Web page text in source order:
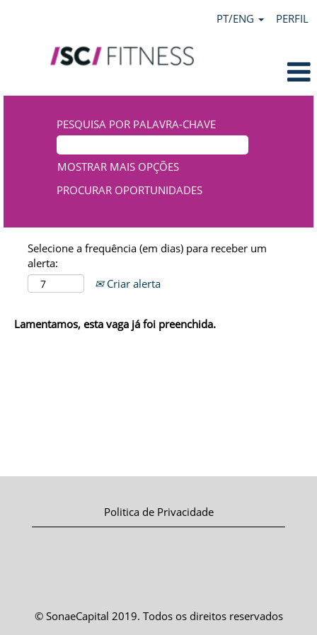
PT/ENG PERFIL
PESQUISA POR PALAVRA-CHAVE
MOSTRAR MAIS OPÇÕES
Selecione a frequência (em dias) para receber um
alerta:
Criar alerta
Lamentamos, esta vaga já foi preenchida.
Politica de Privacidade
© SonaeCapital 2019. Todos os direitos reservados